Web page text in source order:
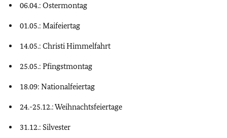
06.04.: Ostermontag
01.05.: Maifeiertag
14.05.: Christi Himmelfahrt
25.05.: Pfingstmontag
18.09: Nationalfeiertag
24.-25.12.: Weihnachtsfeiertage
31.12.: Silvester